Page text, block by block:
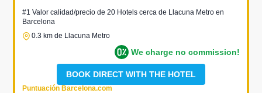
#1 Valor calidad/precio de 20 Hotels cerca de Llacuna Metro en
Barcelona
0.3 km de Llacuna Metro
We charge no commission!
BOOK DIRECT WITH THE HOTEL
Puntuación Barcelona.com